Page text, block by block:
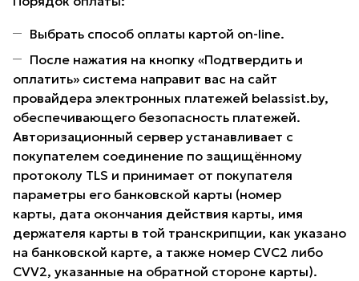
Выбрать способ оплаты картой on-line.
После нажатия на кнопку «Подтвердить и
оплатить» система направит вас на сайт
провайдера электронных платежей belassist.by,
обеспечивающего безопасность платежей.
Авторизационный сервер устанавливает с
покупателем соединение по защищённому
протоколу TLS и принимает от покупателя
параметры его банковской карты (номер
карты, дата окончания действия карты, имя
держателя карты в той транскрипции, как указано
на банковской карте, а также номер CVC2 либо
CVV2, указанные на обратной стороне карты).